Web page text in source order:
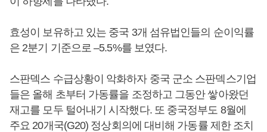
효성이 보유하고 있는 중국 3개 섬유법인들의 순이익률
은 2분기 기준으로 –5.5%를 보였다.
스판덱스 수급상황이 악화하자 중국 군소 스판덱스기업
들은 올해 초부터 가동률을 조정하고 그동안 쌓아왔던
재고를 모두 털어내기 시작했다. 또 중국정부도 8월에
주요 20개국(G20) 정상회의에 대비해 가동률 제한 조치